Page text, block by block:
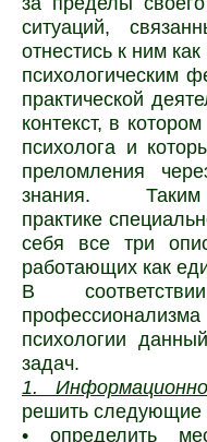
ситуаций,
отнестись к ним
психологическим
практической
контекст, в
психолога и
преломления
знания.
практике
себя все три
работающих как
В
психологии
задач.
1.
решить следующие
• определить